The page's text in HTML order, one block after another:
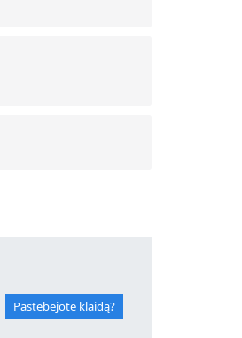
Pastebėjote klaidą?